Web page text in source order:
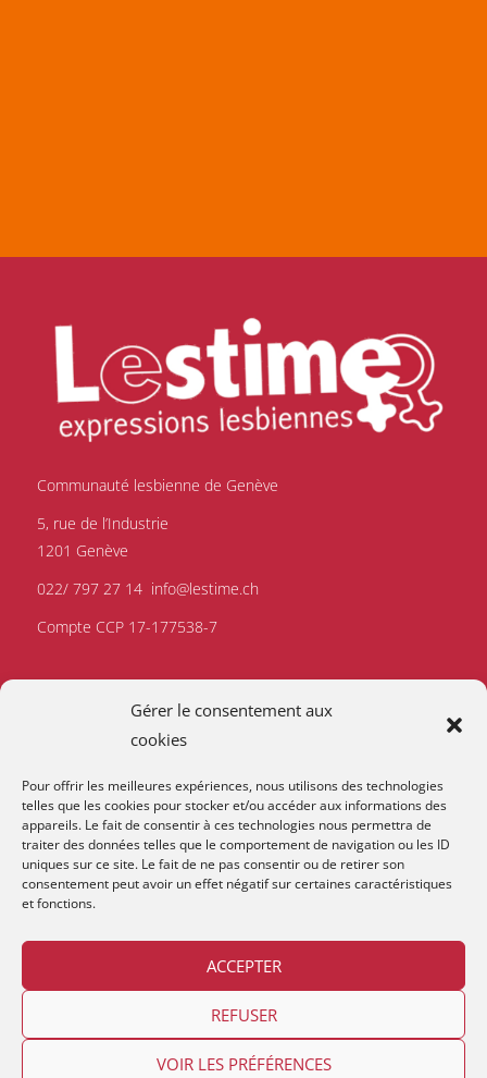
Gérer le consentement aux
cookies
Pour offrir les meilleures expériences, nous utilisons des technologies
telles que les cookies pour stocker et/ou accéder aux informations des
appareils. Le fait de consentir à ces technologies nous permettra de
traiter des données telles que le comportement de navigation ou les ID
uniques sur ce site. Le fait de ne pas consentir ou de retirer son
consentement peut avoir un effet négatif sur certaines caractéristiques
et fonctions.
ACCEPTER
REFUSER
VOIR LES PRÉFÉRENCES
Communauté lesbienne de Genève
5, rue de l’Industrie
1201 Genève
022/ 797 27 14 info@lestime.ch
Compte CCP 17-177538-7